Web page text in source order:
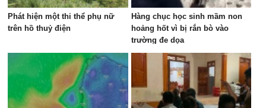
Phát hiện một thi thể phụ nữ
trên hồ thuỷ điện
Hàng chục học sinh mầm non
hoảng hốt vì bị rắn bò vào
trường đe dọa